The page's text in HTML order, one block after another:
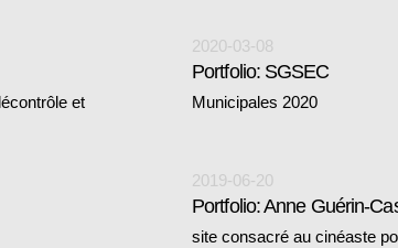
et
2020-03-08
Portfolio: SGSEC
Municipales 2020
2019-06-20
Portfolio: Anne Guérin-
site consacré au cinéaste